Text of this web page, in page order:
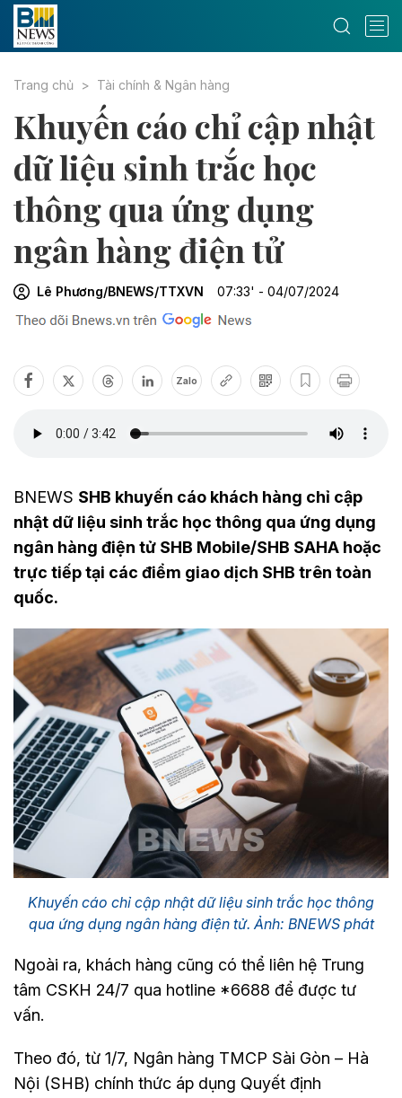
Trang chủ Tài chính & Ngân hàng
Khuyến cáo chỉ cập nhật
dữ liệu sinh trắc học
thông qua ứng dụng
ngân hàng điện tử
Lê Phương/BNEWS/TTXVN 07:33' - 04/07/2024
Zalo
BNEWS SHB khuyến cáo khách hàng chỉ cập
nhật dữ liệu sinh trắc học thông qua ứng dụng
ngân hàng điện tử SHB Mobile/SHB SAHA hoặc
trực tiếp tại các điểm giao dịch SHB trên toàn
quốc.
Khuyến cáo chỉ cập nhật dữ liệu sinh trắc học thông
qua ứng dụng ngân hàng điện tử. Ảnh: BNEWS phát
Ngoài ra, khách hàng cũng có thể liên hệ Trung
tâm CSKH 24/7 qua hotline *6688 để được tư
vấn.
Theo đó, từ 1/7, Ngân hàng TMCP Sài Gòn – Hà
Nội (SHB) chính thức áp dụng Quyết định